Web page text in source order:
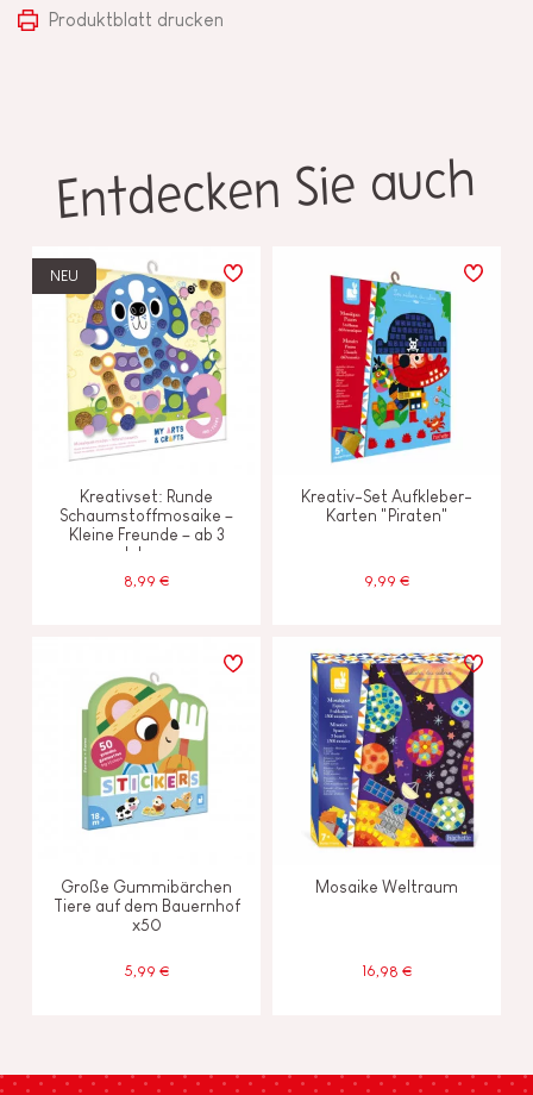
Produktblatt drucken
Entdecken Sie auch
NEU
Kreativset: Runde
Schaumstoffmosaike –
Kleine Freunde – ab 3
Jahren
8,99 €
Kreativ-Set Aufkleber-
Karten "Piraten"
9,99 €
Große Gummibärchen
Tiere auf dem Bauernhof
x50
5,99 €
Mosaike Weltraum
16,98 €